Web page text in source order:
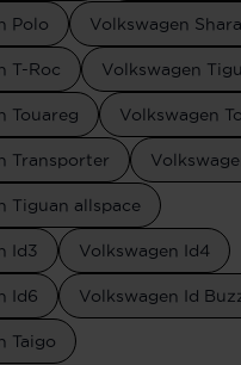
Polo Volkswagen
T-Roc Volkswagen
Touareg Volkswagen
Transporter
Tiguan allspace
Id3 Volkswagen Id4
Id6 Volkswagen Id
Taigo